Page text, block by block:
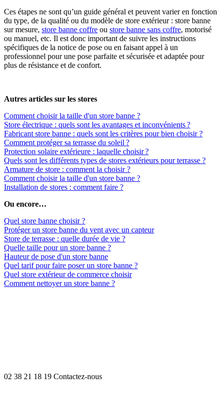
Ces étapes ne sont qu’un guide général et peuvent varier en fonction
du type, de la qualité ou du modèle de store extérieur : store banne
sur mesure, store banne coffre ou store banne sans coffre, motorisé
ou manuel, etc. Il est donc important de suivre les instructions
spécifiques de la notice de pose ou en faisant appel à un
professionnel pour une pose parfaite et sécurisée et adaptée pour
plus de résistance et de confort.
Autres articles sur les stores
Comment choisir la taille d'un store banne ?
Store électrique : quels sont les avantages et inconvénients ?
Fabricant store banne : quels sont les critères pour bien choisir ?
Comment protéger sa terrasse du soleil ?
Protection solaire extérieure : laquelle choisir ?
Quels sont les différents types de stores extérieurs pour terrasse ?
Armature de store : comment la choisir ?
Comment choisir la taille d'un store banne ?
Installation de stores : comment faire ?
Ou encore…
Quel store banne choisir ?
Protéger un store banne du vent avec un capteur
Store de terrasse : quelle durée de vie ?
Quelle taille pour un store banne ?
Hauteur de pose d'un store banne
Quel tarif pour faire poser un store banne ?
Quel store extérieur de commerce choisir
Comment nettoyer un store banne ?
02 38 21 18 19 Contactez-nous